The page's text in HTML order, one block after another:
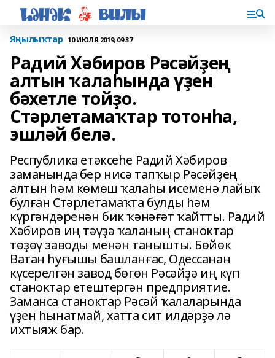
Яңылыҡтар 10 ИЮЛЯ 2019, 09:37
Радий Хәбиров Рәсәйҙең
алтын ҡалаһында үҙен
бәхетле тойҙо.
Стәрлетамаҡтар тотонһа,
эшләй белә.
Республика етәксеһе Радий Хәбиров
заманында бер нисә тапҡыр Рәсәйҙең
алтын һәм көмөш ҡалаһы исеменә лайыҡ
булған Стәрлетамаҡта булды һәм
күргәндәренән бик ҡәнәғәт ҡайтты. Радий
Хәбиров иң тәүҙә ҡаланың станоктар
төҙөү заводы менән танышты. Бөйөк
Ватан һуғышы башланғас, Одессанан
күсерелгән завод бөгөн Рәсәйҙә иң күп
станоктар етештергән предприятие.
Заманса станоктар Рәсәй ҡалаларында
үҙен һынатмай, хатта сит илдәрҙә лә
ихтыяж бар.